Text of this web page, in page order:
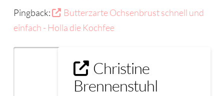
Pingback:
Butterzarte Ochsenbrust schnell und
einfach - Holla die Kochfee
Christine
Brennenstuhl